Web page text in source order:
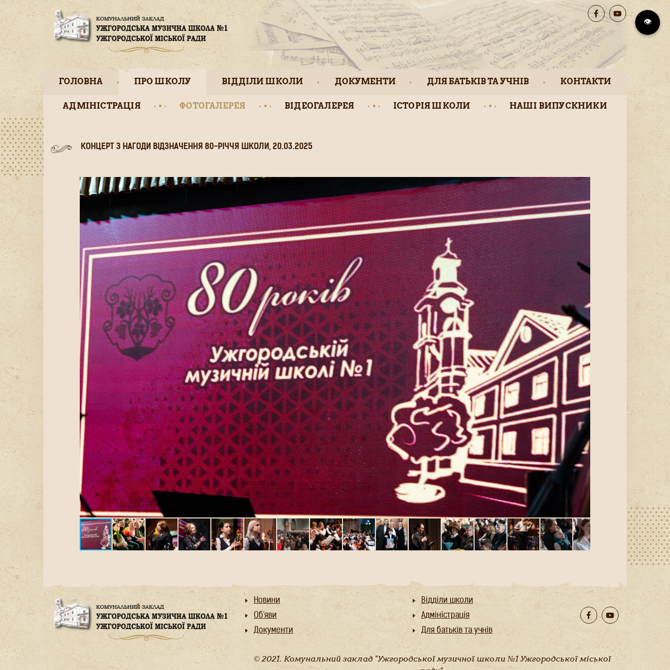
ГОЛОВНА ПРО ШКОЛУ
АДМІНІСТРАЦІЯ ФОТОГАЛЕРЕЯ ВІДЕОГАЛЕРЕЯ ІСТОРІЯ ШКОЛИ НАШІ ВИПУСКНИКИ
ВІДДІЛИ ШКОЛИ ДОКУМЕНТИ ДЛЯ БАТЬКІВ ТА УЧНІВ КОНТАКТИ
КОНЦЕРТ З НАГОДИ ВІДЗНАЧЕННЯ 80-РІЧЧЯ ШКОЛИ, 20.03.2025
Новини
Об'яви
Документи
Відділи школи
Адміністрація
Для батьків та учнів
© 2021. Комунальний заклад "Ужгородської музичної школи №1 Ужгородської міської
👁️